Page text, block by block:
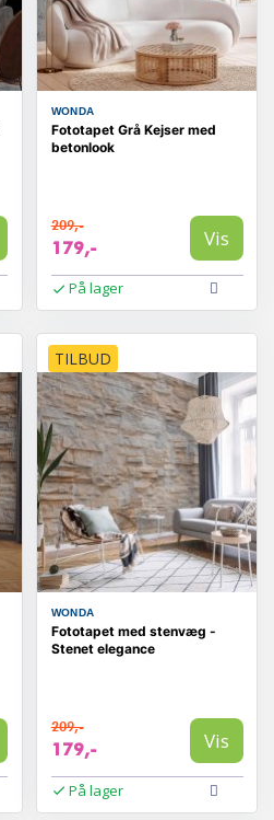
WONDA
Fototapet Grå Kejser med
betonlook
209,-
179,- Vis
På lager
TILBUD
WONDA
Fototapet med stenvæg -
Stenet elegance
209,-
179,- Vis
På lager